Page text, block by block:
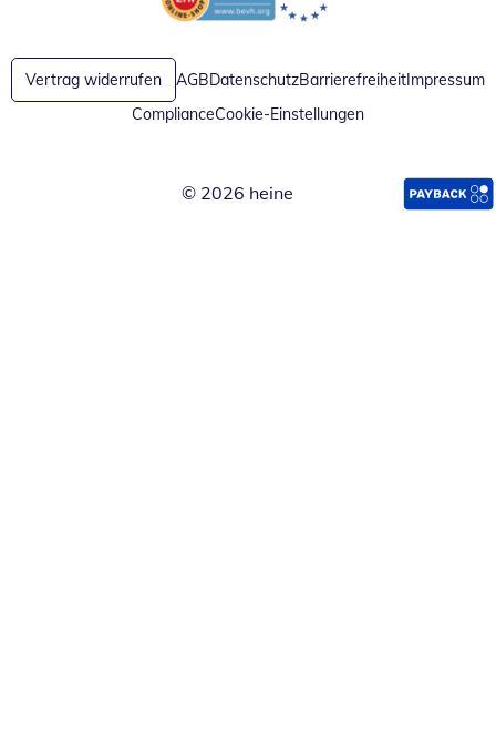
Öffnet in neuem FensterÖffnet in neuem Fenster
Vertrag widerrufen AGBDatenschutzBarrierefreiheitImpressum
ComplianceCookie-Einstellungen
© 2026 heine